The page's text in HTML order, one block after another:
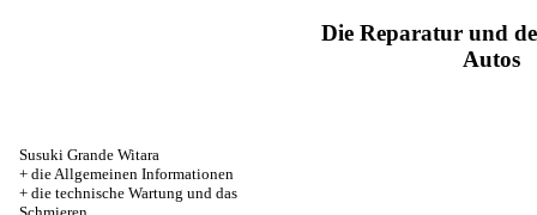
Die Reparatur und
Autos
Susuki Grande Witara
+ die Allgemeinen Informationen
+ die technische Wartung und das